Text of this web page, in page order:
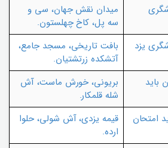
میدان نقش جهان، سی و
سه پل، کاخ چهلستون.
یزد
بافت تاریخی، مسجد جامع،
آتشکده زرتشتیان.
باید
بریونی، خورش ماست، آش
شله قلمکار.
امتحان
قیمه یزدی، آش شولی، حلوا
ارده.